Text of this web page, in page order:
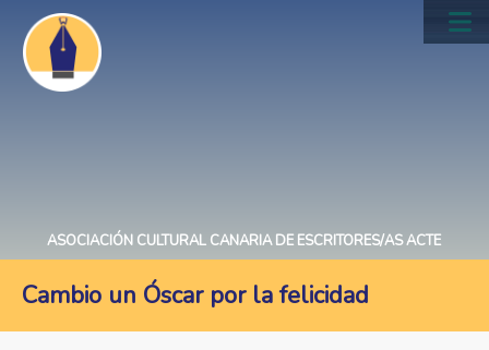
Pasar
contenido
principal
ASOCIACIÓN CULTURAL CANARIA DE ESCRITORES/AS ACTE
Cambio un Óscar por la felicidad